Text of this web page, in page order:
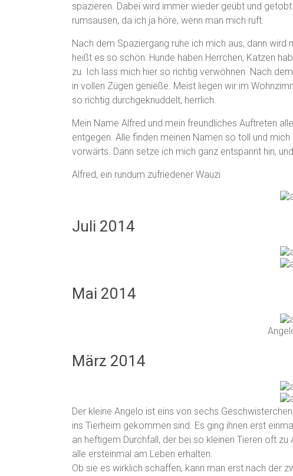
spazieren. Dabei wird immer wieder geübt und
rumsausen, da ich ja höre, wenn man mich ruft.
Nach dem Spaziergang ruhe ich mich aus, dann
heißt es so schön: Hunde haben Herrchen, Katzen
zu. Ich lass mich hier so richtig verwöhnen. Nach
in vollen Zügen genieße. Meist liegen wir im
so richtig durchgeknuddelt, herrlich.
Mein Name Alfred und mein freundliches Auftreten
entgegen. Alle finden meinen Namen so toll und
vorwärts. Dann setze ich mich ganz entspannt hin,
Alfred, ein rundum zufriedener Wauzi
Juli 2014
Mai 2014
März 2014
Der kleine Angelo ist eins von sechs
ins Tierheim gekommen sind. Es ging ihnen erst
an heftigem Durchfall, der bei so kleinen Tieren oft
alle ersteinmal am Leben erhalten.
Ob sie es wirklich schaffen, kann man erst nach der